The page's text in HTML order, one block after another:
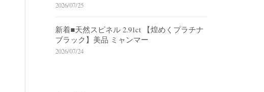
2026/07/25
新着■天然スピネル 2.91ct 【煌めくプラチナ
ブラック】美品 ミャンマー
2026/07/24